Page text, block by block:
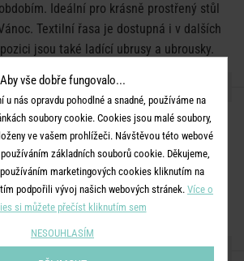
Ideální pro krásně prostřený stůl
Textilní řasa je dostupná i v dalších
jsou také ladící ubrusy a ubrousky.
PRODUKTU
D 160 x Š 50 cm
Materiál:100% bavlna
Sušení v bubnové sušičce na šetrný
program. Praní na 40°C.
S PŘÁTELI
Aby vše dobře fungovalo...
u nás opravdu pohodlné a snadné, používáme na
soubory cookie. Cookies jsou malé soubory,
ve vašem prohlížeči. Návštěvou této webové
základních souborů cookie. Děkujeme,
marketingových cookies kliknutím na
podpořili vývoj našich webových stránek. Více o
si můžete přečíst kliknutím sem
NESOUHLASÍM